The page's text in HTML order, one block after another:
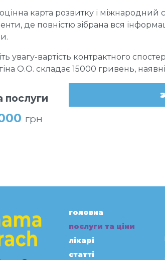
карта розвитку і міжнародний
де повністю зібрана вся
увагу-вартість контрактного
О.О. складає 15000 гривень,
послуги
грн
головна
послуги та ціни
лікарі
статті